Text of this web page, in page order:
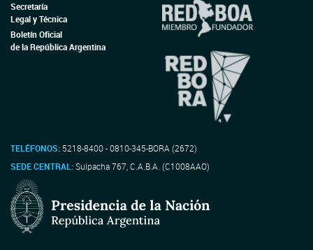
Secretaría
Legal y Técnica
Boletín Oficial
de la República Argentina
TELÉFONOS: 5218-8400 - 0810-345-BORA (2672)
SEDE CENTRAL:Suipacha 767, C.A.B.A. (C1008AAO)